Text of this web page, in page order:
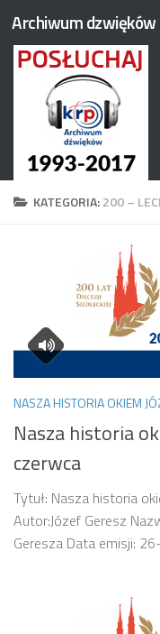
Przejdź do treści
Archiwum dzwięków
KATEGORIA:200 –
NASZA HISTORIA OKIEM
Nasza historia
czerwca
Tytuł: Nasza historia
Autor:Józef Geresz
Geresza Data emisji: